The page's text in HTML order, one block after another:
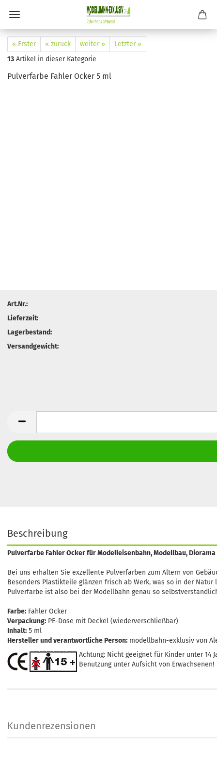
« Erster « zurück weiter »
Letzter »
13 Artikel in dieser Kategorie
Pulverfarbe Fahler Ocker 5 ml
Art.Nr.:
Lieferzeit:
Lagerbestand:
Versandgewicht:
Beschreibung
Pulverfarbe Fahler Ocker für Modelleisenbahn, Modellbau, Diorama
Bei uns erhalten Sie exzellente Pulverfarben zum Altern von
Besonders Plastikteile glänzen frisch ab Werk, was so in der
Pulverfarbe ist also bei der Modellbahn genau so
Farbe: Fahler Ocker
Verpackung: PE-Dose mit Deckel (wiederverschließbar)
Inhalt: 5 ml
Hersteller und verantwortliche Person: modellbahn-exklusiv von
Achtung: Nicht geeignet für Kinder unter 14
Benutzung unter Aufsicht von Erwachsenen!
Kundenrezensionen